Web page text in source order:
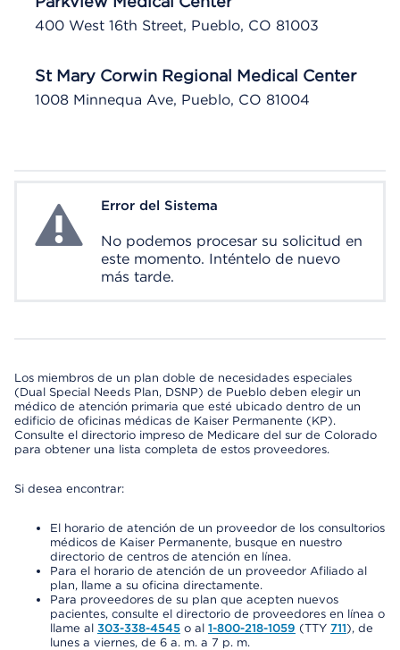
400 West 16th Street, Pueblo, CO 81003
St Mary Corwin Regional Medical Center
1008 Minnequa Ave, Pueblo, CO 81004
System ErrorError del Sistema
No podemos procesar su solicitud en
este momento. Inténtelo de nuevo
más tarde.
Los miembros de un plan doble de necesidades especiales
(Dual Special Needs Plan, DSNP) de Pueblo deben elegir un
médico de atención primaria que esté ubicado dentro de un
edificio de oficinas médicas de Kaiser Permanente (KP).
Consulte el directorio impreso de Medicare del sur de Colorado
para obtener una lista completa de estos proveedores.
Si desea encontrar:
El horario de atención de un proveedor de los consultorios
médicos de Kaiser Permanente, busque en nuestro
directorio de centros de atención en línea.
Para el horario de atención de un proveedor Afiliado al
plan, llame a su oficina directamente.
Para proveedores de su plan que acepten nuevos
pacientes, consulte el directorio de proveedores en línea o
llame al 303-338-4545 o al 1-800-218-1059 (TTY 711), de
lunes a viernes, de 6 a. m. a 7 p. m.